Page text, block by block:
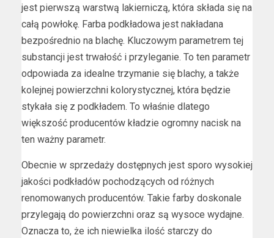
jest pierwszą warstwą lakierniczą, która składa się na
całą powłokę. Farba podkładowa jest nakładana
bezpośrednio na blachę. Kluczowym parametrem tej
substancji jest trwałość i przyleganie. To ten parametr
odpowiada za idealne trzymanie się blachy, a także
kolejnej powierzchni kolorystycznej, która będzie
stykała się z podkładem. To właśnie dlatego
większość producentów kładzie ogromny nacisk na
ten ważny parametr.
Obecnie w sprzedaży dostępnych jest sporo wysokiej
jakości podkładów pochodzących od różnych
renomowanych producentów. Takie farby doskonale
przylegają do powierzchni oraz są wysoce wydajne.
Oznacza to, że ich niewielka ilość starczy do